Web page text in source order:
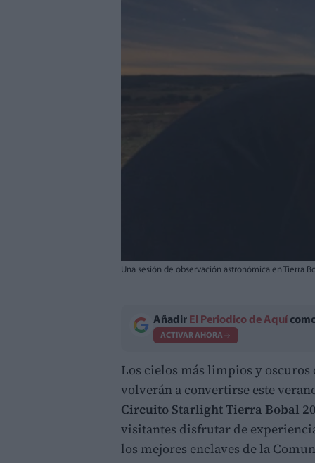
Una sesión de observación astronómica en Tierra
Añadir El Periodico de Aquí
ACTIVAR AHORA
Los cielos más limpios y
volverán a convertirse este
Circuito Starlight Tierra Bobal
visitantes disfrutar de
los mejores enclaves de la